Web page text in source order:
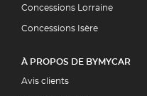
Concessions Lorraine
Concessions Isère
À PROPOS DE BYMYCAR
Avis clients